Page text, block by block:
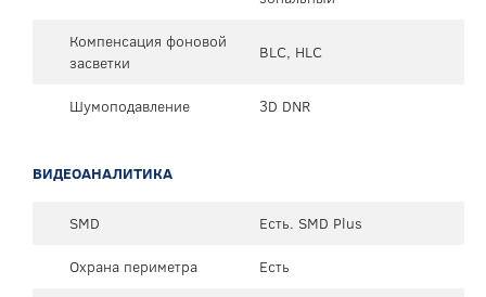
Компенсация фоновой
засветки
BLC, HLC
Шумоподавление 3D DNR
ВИДЕОАНАЛИТИКА
SMD
Есть. SMD Plus
Охрана периметра
Есть